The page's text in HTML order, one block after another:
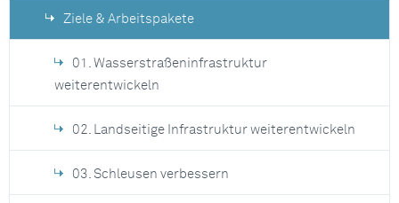
Ziele & Arbeitspakete
01. Wasserstraßeninfrastruktur
weiterentwickeln
02. Landseitige Infrastruktur weiterentwickeln
03. Schleusen verbessern